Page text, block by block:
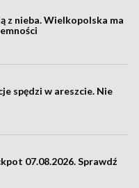
z nieba. Wielkopolska ma
spędzi w areszcie. Nie
07.08.2026. Sprawdź